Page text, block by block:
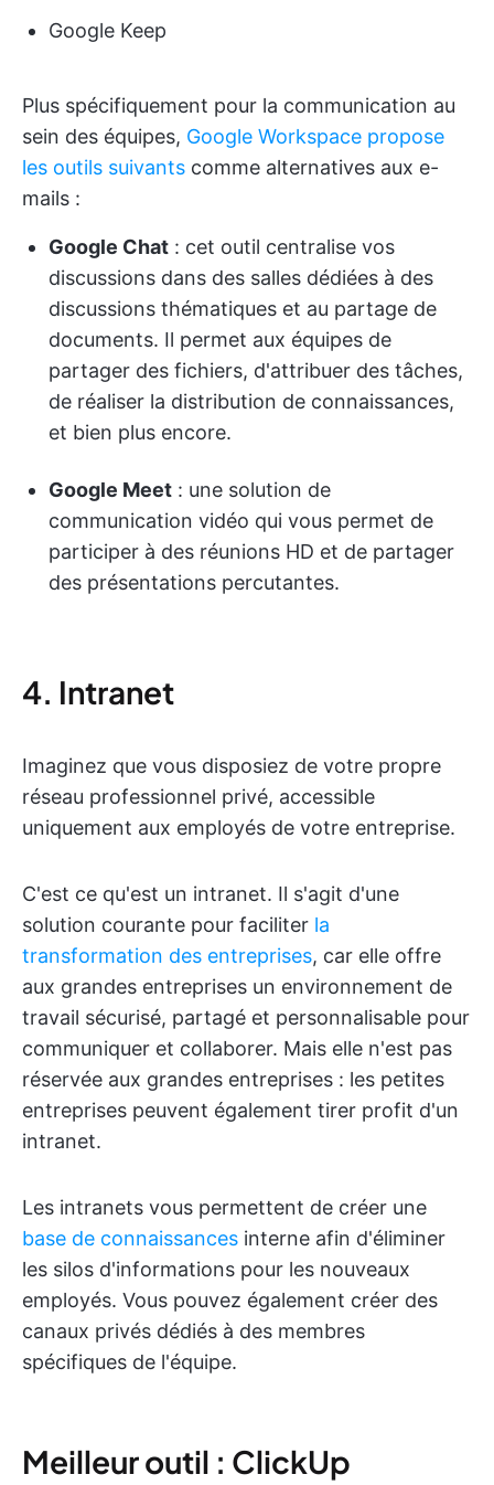
Google Keep
Plus spécifiquement pour la communication au
sein des équipes, Google Workspace propose
les outils suivants comme alternatives aux e-
mails :
Google Chat : cet outil centralise vos
discussions dans des salles dédiées à des
discussions thématiques et au partage de
documents. Il permet aux équipes de
partager des fichiers, d'attribuer des tâches,
de réaliser la distribution de connaissances,
et bien plus encore.
Google Meet : une solution de
communication vidéo qui vous permet de
participer à des réunions HD et de partager
des présentations percutantes.
4. Intranet
Imaginez que vous disposiez de votre propre
réseau professionnel privé, accessible
uniquement aux employés de votre entreprise.
C'est ce qu'est un intranet. Il s'agit d'une
solution courante pour faciliter la
transformation des entreprises, car elle offre
aux grandes entreprises un environnement de
travail sécurisé, partagé et personnalisable pour
communiquer et collaborer. Mais elle n'est pas
réservée aux grandes entreprises : les petites
entreprises peuvent également tirer profit d'un
intranet.
Les intranets vous permettent de créer une
base de connaissances interne afin d'éliminer
les silos d'informations pour les nouveaux
employés. Vous pouvez également créer des
canaux privés dédiés à des membres
spécifiques de l'équipe.
Meilleur outil : ClickUp